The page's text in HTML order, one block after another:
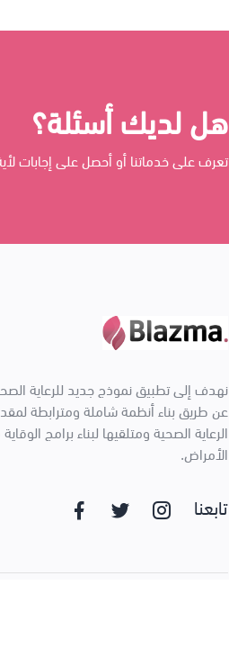
هل لديك أسئلة؟
تعرف على خدماتنا أو أحصل على إجابات
نهدف إلى تطبيق نموذج جديد للرعاية
عن طريق بناء أنظمة شاملة ومترابطة
الرعاية الصحية ومتلقيها لبناء برامج
الأمراض.
تابعنا